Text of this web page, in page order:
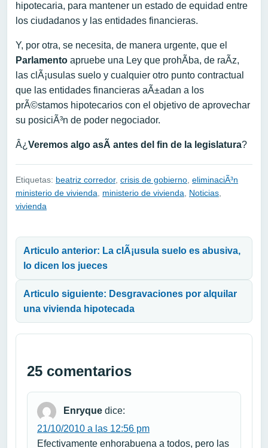
hipotecaria, para mantener un estado de equidad entre
los ciudadanos y las entidades financieras.
Y, por otra, se necesita, de manera urgente, que el
Parlamento apruebe una Ley que prohÃ­ba, de raÃ­z,
las clÃ¡usulas suelo y cualquier otro punto contractual
que las entidades financieras aÃ±adan a los
prÃ©stamos hipotecarios con el objetivo de aprovechar
su posiciÃ³n de poder negociador.
Â¿ Veremos algo asÃ­ antes del fin de la legislatura?
Etiquetas: beatriz corredor, crisis de gobierno eliminaciÃ³n
ministerio de vivienda
ministerio de vivienda Noticias
vivienda
Articulo anterior: La clÃ¡usula suelo es abusiva,
lo dicen los jueces
Articulo siguiente: Desgravaciones por alquilar
una vivienda hipotecada
25 comentarios
Enryque dice:
21/10/2010 a las 12:56 pm
Efectivamente enhorabuena a todos, pero las